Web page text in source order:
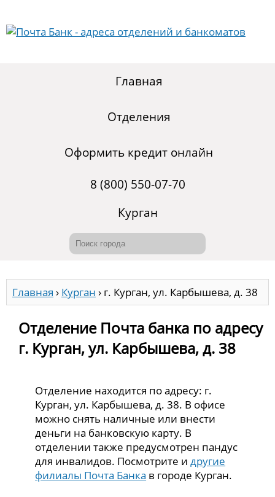
Главная
Отделения
Оформить кредит онлайн
8 (800) 550-07-70
Курган
Главная › Курган › г. Курган, ул. Карбышева, д. 38
Отделение Почта банка по адресу
г. Курган, ул. Карбышева, д. 38
Отделение находится по адресу: г.
Курган, ул. Карбышева, д. 38. В офисе
можно снять наличные или внести
деньги на банковскую карту. В
отделении также предусмотрен пандус
для инвалидов. Посмотрите идругие
филиалы Почта Банка в городе Курган.